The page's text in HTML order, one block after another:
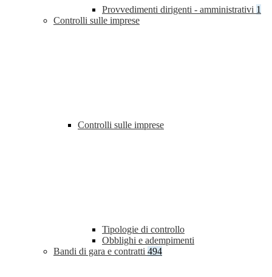
Provvedimenti dirigenti - amministrativi 1
Controlli sulle imprese
Controlli sulle imprese
Tipologie di controllo
Obblighi e adempimenti
Bandi di gara e contratti 494